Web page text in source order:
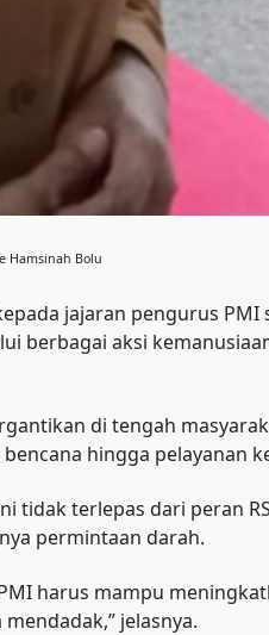
Hamsinah Bolu
jajaran pengurus PMI
berbagai aksi
di tengah
hingga pelayanan
terlepas dari peran
permintaan darah.
harus mampu
jelasnya.